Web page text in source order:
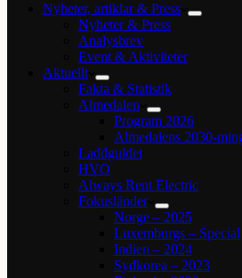
Nyheter, artiklar & Press
Nyheter & Press
Analysbrev
Event & Aktiviteter
Aktuellt
Fakta & Statistik
Almedalen
Program 2026
Almedalens 2030-
Laddguldet
HVO
Always Rent Electric
Fokusländer
Norge – 2025
Luxemburgs – Special
Indien – 2024
Sydkorea – 2023